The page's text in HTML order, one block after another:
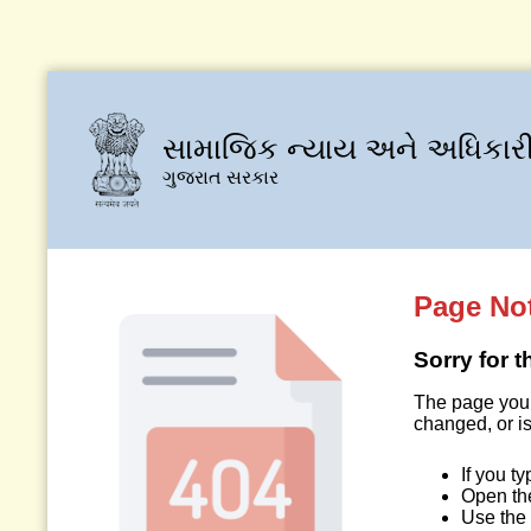
સામાજિક ન્યાય અને
ગુજરાત સરકાર
Page
Sorry for
The page
changed, or
If you
Open
Use